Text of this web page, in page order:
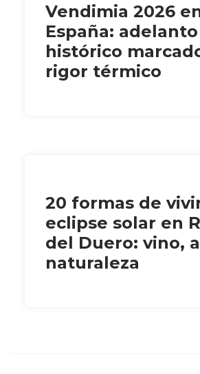
Vendimia 2026
España: adelanto
histórico
rigor térmico
20 formas de
eclipse solar en
del Duero: vino,
naturaleza